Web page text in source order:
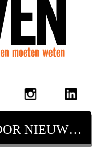
AANMELDEN VOOR NIEUWSBRIEF